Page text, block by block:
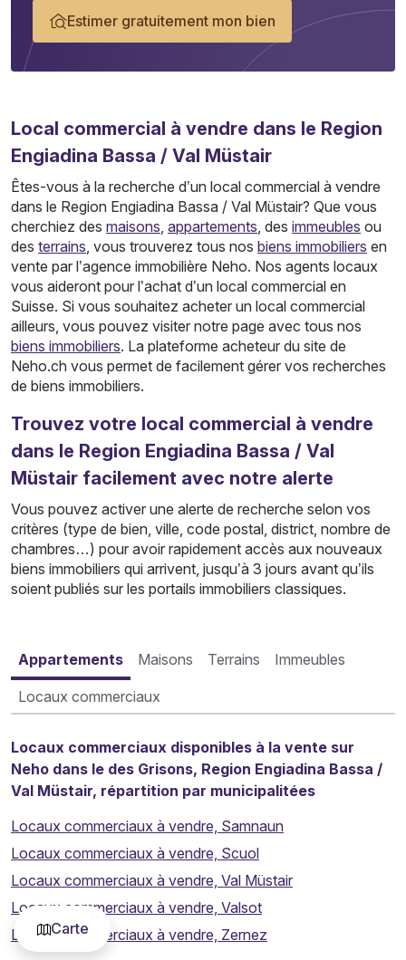
Estimer gratuitement mon bien
Local commercial à vendre dans le Region
Engiadina Bassa / Val Müstair
Êtes-vous à la recherche d’un local commercial à vendre
dans le Region Engiadina Bassa / Val Müstair? Que vous
cherchiez des maisons, appartements, des immeubles ou
des terrains, vous trouverez tous nos biens immobiliers en
vente par l’agence immobilière Neho. Nos agents locaux
vous aideront pour l’achat d’un local commercial en
Suisse. Si vous souhaitez acheter un local commercial
ailleurs, vous pouvez visiter notre page avec tous nos
biens immobiliers. La plateforme acheteur du site de
Neho.ch vous permet de facilement gérer vos recherches
de biens immobiliers.
Trouvez votre local commercial à vendre
dans le Region Engiadina Bassa / Val
Müstair facilement avec notre alerte
Vous pouvez activer une alerte de recherche selon vos
critères (type de bien, ville, code postal, district, nombre de
chambres…) pour avoir rapidement accès aux nouveaux
biens immobiliers qui arrivent, jusqu’à 3 jours avant qu’ils
soient publiés sur les portails immobiliers classiques.
Appartements Maisons Terrains Immeubles
Locaux commerciaux
Locaux commerciaux disponibles à la vente sur
Neho dans le des Grisons, Region Engiadina Bassa /
Val Müstair, répartition par municipalitées
Locaux commerciaux à vendre, Samnaun
Locaux commerciaux à vendre, Scuol
Locaux commerciaux à vendre, Val Müstair
Locaux commerciaux à vendre, Valsot
Locaux commerciaux à vendre, Zernez
Carte